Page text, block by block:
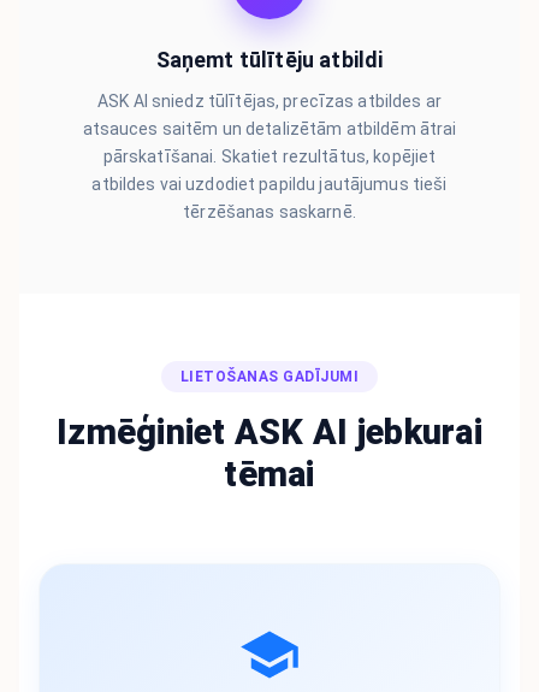
Saņemt tūlītēju atbildi
ASK AI sniedz tūlītējas, precīzas atbildes ar
atsauces saitēm un detalizētām atbildēm ātrai
pārskatīšanai. Skatiet rezultātus, kopējiet
atbildes vai uzdodiet papildu jautājumus tieši
tērzēšanas saskarnē.
LIETOŠANAS GADĪJUMI
Izmēģiniet ASK AI jebkurai
tēmai